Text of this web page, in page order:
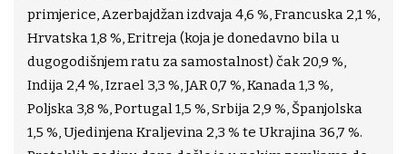
primjerice, Azerbajdžan izdvaja 4,6 %, Francuska 2,1 %,
Hrvatska 1,8 %, Eritreja (koja je donedavno bila u
dugogodišnjem ratu za samostalnost) čak 20,9 %,
Indija 2,4 %, Izrael 3,3 %, JAR 0,7 %, Kanada 1,3 %,
Poljska 3,8 %, Portugal 1,5 %, Srbija 2,9 %, Španjolska
1,5 %, Ujedinjena Kraljevina 2,3 % te Ukrajina 36,7 %.